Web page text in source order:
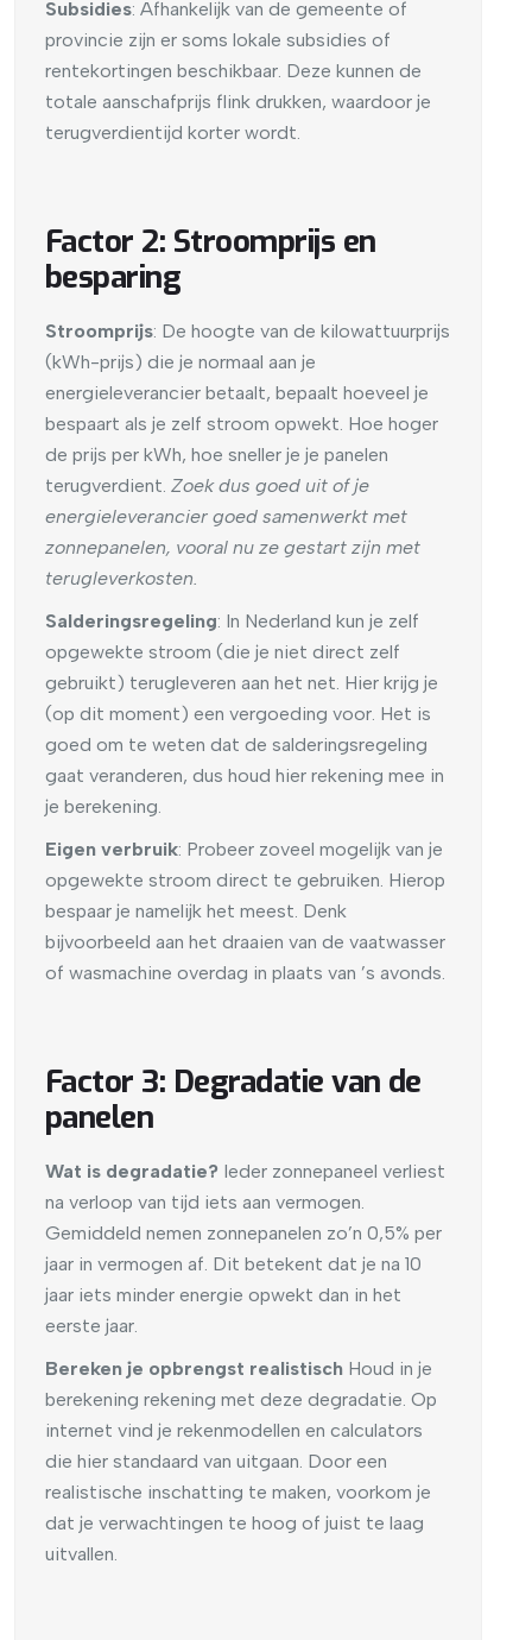
Subsidies: Afhankelijk van de gemeente of
provincie zijn er soms lokale subsidies of
rentekortingen beschikbaar. Deze kunnen de
totale aanschafprijs flink drukken, waardoor je
terugverdientijd korter wordt.
Factor 2: Stroomprijs en
besparing
Stroomprijs: De hoogte van de kilowattuurprijs
(kWh-prijs) die je normaal aan je
energieleverancier betaalt, bepaalt hoeveel je
bespaart als je zelf stroom opwekt. Hoe hoger
de prijs per kWh, hoe sneller je je panelen
terugverdient. Zoek dus goed uit of je
energieleverancier goed samenwerkt met
zonnepanelen, vooral nu ze gestart zijn met
terugleverkosten.
Salderingsregeling: In Nederland kun je zelf
opgewekte stroom (die je niet direct zelf
gebruikt) terugleveren aan het net. Hier krijg je
(op dit moment) een vergoeding voor. Het is
goed om te weten dat de salderingsregeling
gaat veranderen, dus houd hier rekening mee in
je berekening.
Eigen verbruik: Probeer zoveel mogelijk van je
opgewekte stroom direct te gebruiken. Hierop
bespaar je namelijk het meest. Denk
bijvoorbeeld aan het draaien van de vaatwasser
of wasmachine overdag in plaats van ’s avonds.
Factor 3: Degradatie van de
panelen
Wat is degradatie? Ieder zonnepaneel verliest
na verloop van tijd iets aan vermogen.
Gemiddeld nemen zonnepanelen zo’n 0,5% per
jaar in vermogen af. Dit betekent dat je na 10
jaar iets minder energie opwekt dan in het
eerste jaar.
Bereken je opbrengst realistisch Houd in je
berekening rekening met deze degradatie. Op
internet vind je rekenmodellen en calculators
die hier standaard van uitgaan. Door een
realistische inschatting te maken, voorkom je
dat je verwachtingen te hoog of juist te laag
uitvallen.